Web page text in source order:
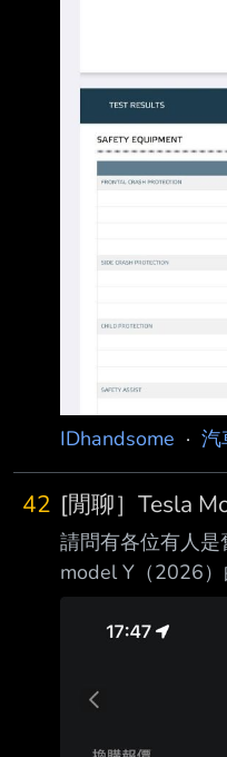
IDhandsome · 汽
42 [閒聊］Tesla
請問有各位有人
model Y（2026
感，我自己試乘
被新車的爽感沖
（已經配到車）